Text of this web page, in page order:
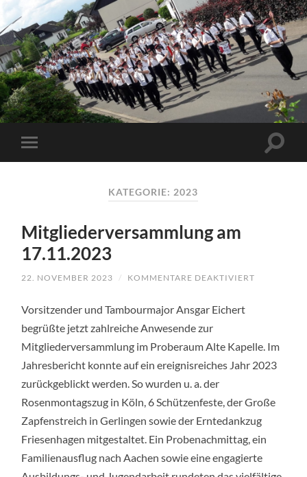
KATEGORIE: 2023
Mitgliederversammlung am
17.11.2023
22. NOVEMBER 2023 / KOMMENTARE DEAKTIVIERT
Vorsitzender und Tambourmajor Ansgar Eichert
begrüßte jetzt zahlreiche Anwesende zur
Mitgliederversammlung im Proberaum Alte Kapelle. Im
Jahresbericht konnte auf ein ereignisreiches Jahr 2023
zurückgeblickt werden. So wurden u. a. der
Rosenmontagszug in Köln, 6 Schützenfeste, der Große
Zapfenstreich in Gerlingen sowie der Erntedankzug
Friesenhagen mitgestaltet. Ein Probenachmittag, ein
Familienausflug nach Aachen sowie eine engagierte